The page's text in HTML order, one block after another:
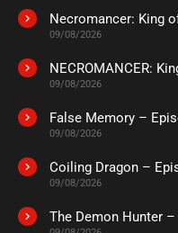
Necromancer: King
09/08/2026
09/08/2026
False Memory –
09/08/2026
Coiling Dragon –
09/08/2026
The Demon Hunter